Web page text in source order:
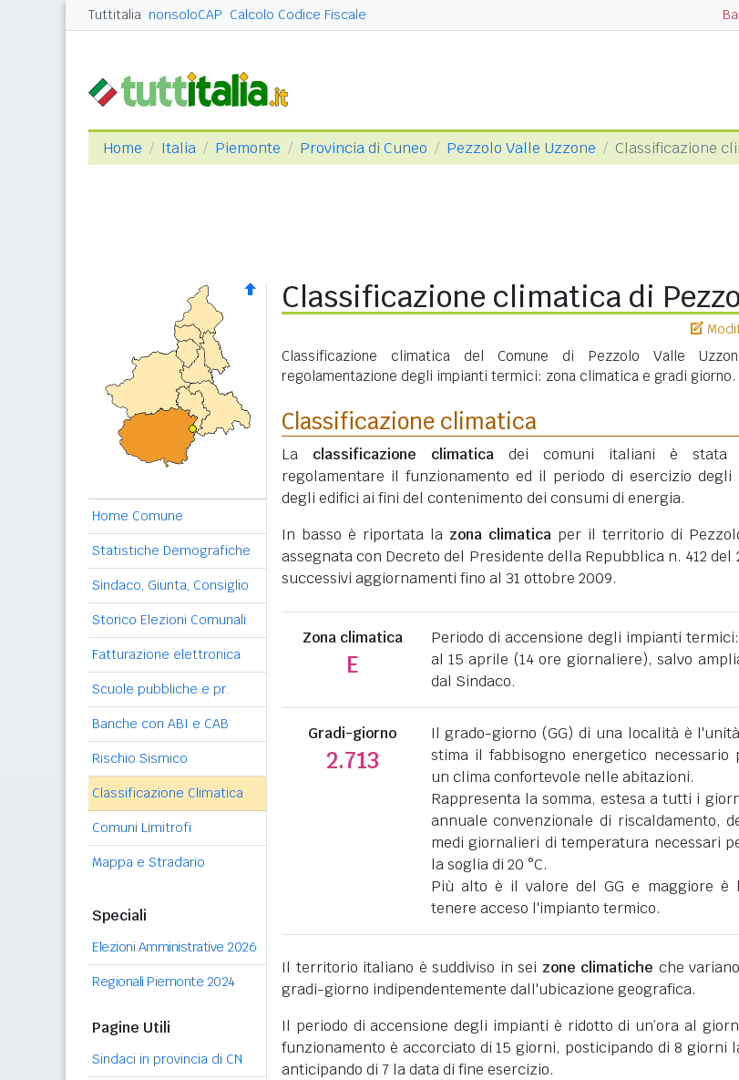
Tuttitalia nonsoloCAP Calcolo Codice Fiscale
Home Italia Piemonte Provincia di Cuneo Pezzolo Valle Uzzone Classificazione
Home Comune
Statistiche Demografiche
Sindaco, Giunta, Consiglio
Storico Elezioni Comunali
Fatturazione elettronica
Scuole pubbliche e pr.
Banche con ABI e CAB
Rischio Sismico
Classificazione Climatica
Comuni Limitrofi
Mappa e Stradario
Speciali
Elezioni Amministrative 2026
Regionali Piemonte 2024
Pagine Utili
Sindaci in provincia di CN
Classificazione climatica di
Classificazione climatica del Comune di Pezzolo Valle
regolamentazione degli impianti termici: zona climatica e gradi giorno.
Classificazione climatica
La classificazione climatica dei comuni italiani è stata
regolamentare il funzionamento ed il periodo di esercizio degli
degli edifici ai fini del contenimento dei consumi di energia.
In basso è riportata la zona climatica per il territorio di
assegnata con Decreto del Presidente della Repubblica n. 412 del
successivi aggiornamenti fino al 31 ottobre 2009.
Zona climatica
E
Periodo di accensione degli impianti
al 15 aprile (14 ore giornaliere), salvo
dal Sindaco.
Gradi-giorno
2.713
Il grado-giorno (GG) di una località è
stima il fabbisogno energetico necessario
un clima confortevole nelle abitazioni.
Rappresenta la somma, estesa a tutti i
annuale convenzionale di riscaldamento,
medi giornalieri di temperatura necessari
la soglia di 20 °C.
Più alto è il valore del GG e maggiore è
tenere acceso l'impianto termico.
Il territorio italiano è suddiviso in sei zone climatiche che
gradi-giorno indipendentemente dall'ubicazione geografica.
Il periodo di accensione degli impianti è ridotto di un’ora al
funzionamento è accorciato di 15 giorni, posticipando di 8 giorni
anticipando di 7 la data di fine esercizio.